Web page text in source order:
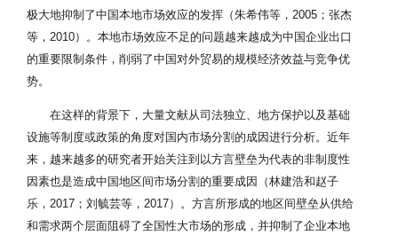
极大地抑制了中国本地市场效应的发挥（朱希伟等，2005；张杰
等，2010）。本地市场效应不足的问题越来越成为中国企业出口
的重要限制条件，削弱了中国对外贸易的规模经济效益与竞争优
势。
在这样的背景下，大量文献从司法独立、地方保护以及基础
设施等制度或政策的角度对国内市场分割的成因进行分析。近年
来，越来越多的研究者开始关注到以方言壁垒为代表的非制度性
因素也是造成中国地区间市场分割的重要成因（林建浩和赵子
乐，2017；刘毓芸等，2017）。方言所形成的地区间壁垒从供给
和需求两个层面阻碍了全国性大市场的形成，并抑制了企业本地